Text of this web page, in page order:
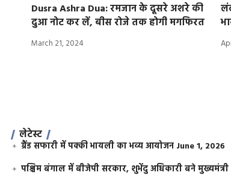
Dusra Ashra Dua: रमजान के दूसरे अशरे की
दुआ नोट कर लें, बीस रोजे तक होगी मगफिरत
March 21, 2024
लेटेस्ट
ग्रैंड सफारी में पक्की भायली का भव्य आयोजन June 1, 2026
पश्चिम बंगाल में बीजेपी सरकार, शुभेंदु अधिकारी बने मुख्यमंत्री